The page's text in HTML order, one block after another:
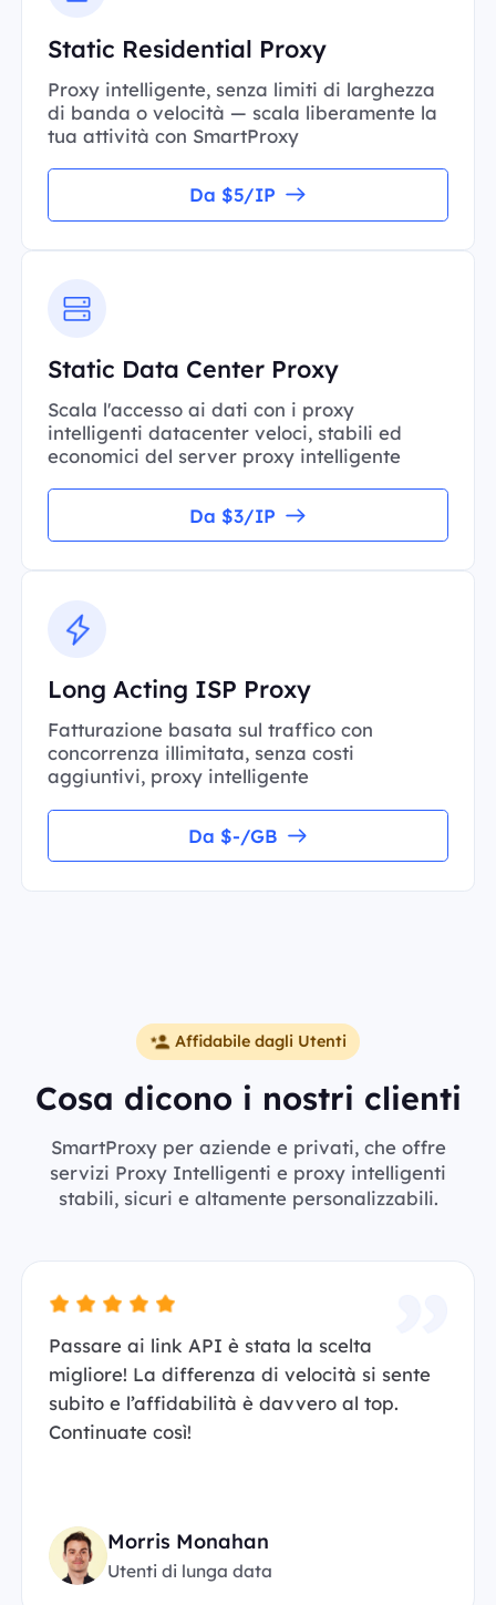
Static Residential Proxy
Proxy intelligente, senza limiti di larghezza
di banda o velocità — scala liberamente la
tua attività con SmartProxy
Da $5/IP
Static Data Center Proxy
Scala l'accesso ai dati con i proxy
intelligenti datacenter veloci, stabili ed
economici del server proxy intelligente
Da $3/IP
Long Acting ISP Proxy
Fatturazione basata sul traffico con
concorrenza illimitata, senza costi
aggiuntivi, proxy intelligente
Da $-/GB
Affidabile dagli Utenti
Cosa dicono i nostri clienti
SmartProxy per aziende e privati, che offre
servizi Proxy Intelligenti e proxy intelligenti
stabili, sicuri e altamente personalizzabili.
Passare ai link API è stata la scelta
migliore! La differenza di velocità si sente
subito e l’affidabilità è davvero al top.
Continuate così!
Morris Monahan
Utenti di lunga data